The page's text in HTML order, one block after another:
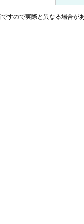
すので実際と異なる場合があ